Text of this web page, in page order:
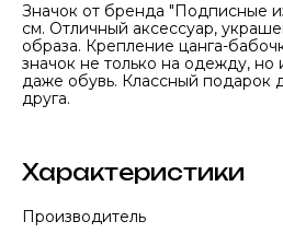
Значок от бренда "Подписные
см. Отличный аксессуар,
образа. Крепление цанга-
значок не только на одежду, но
даже обувь. Классный подарок
друга.
Характеристики
Производитель